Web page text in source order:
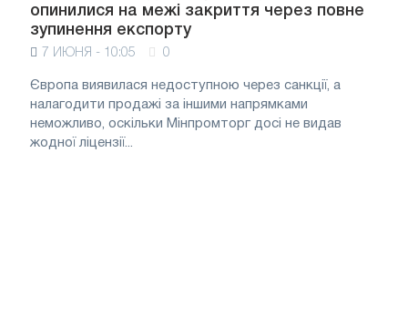
опинилися на межі закриття через повне
зупинення експорту
7 ИЮНЯ - 10:05 0
Європа виявилася недоступною через санкції, а
налагодити продажі за іншими напрямками
неможливо, оскільки Мінпромторг досі не видав
жодної ліцензії...